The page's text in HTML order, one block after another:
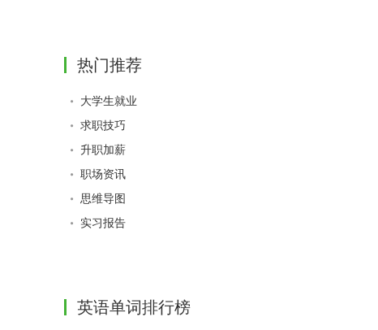
热门推荐
大学生就业
求职技巧
升职加薪
职场资讯
思维导图
实习报告
英语单词排行榜